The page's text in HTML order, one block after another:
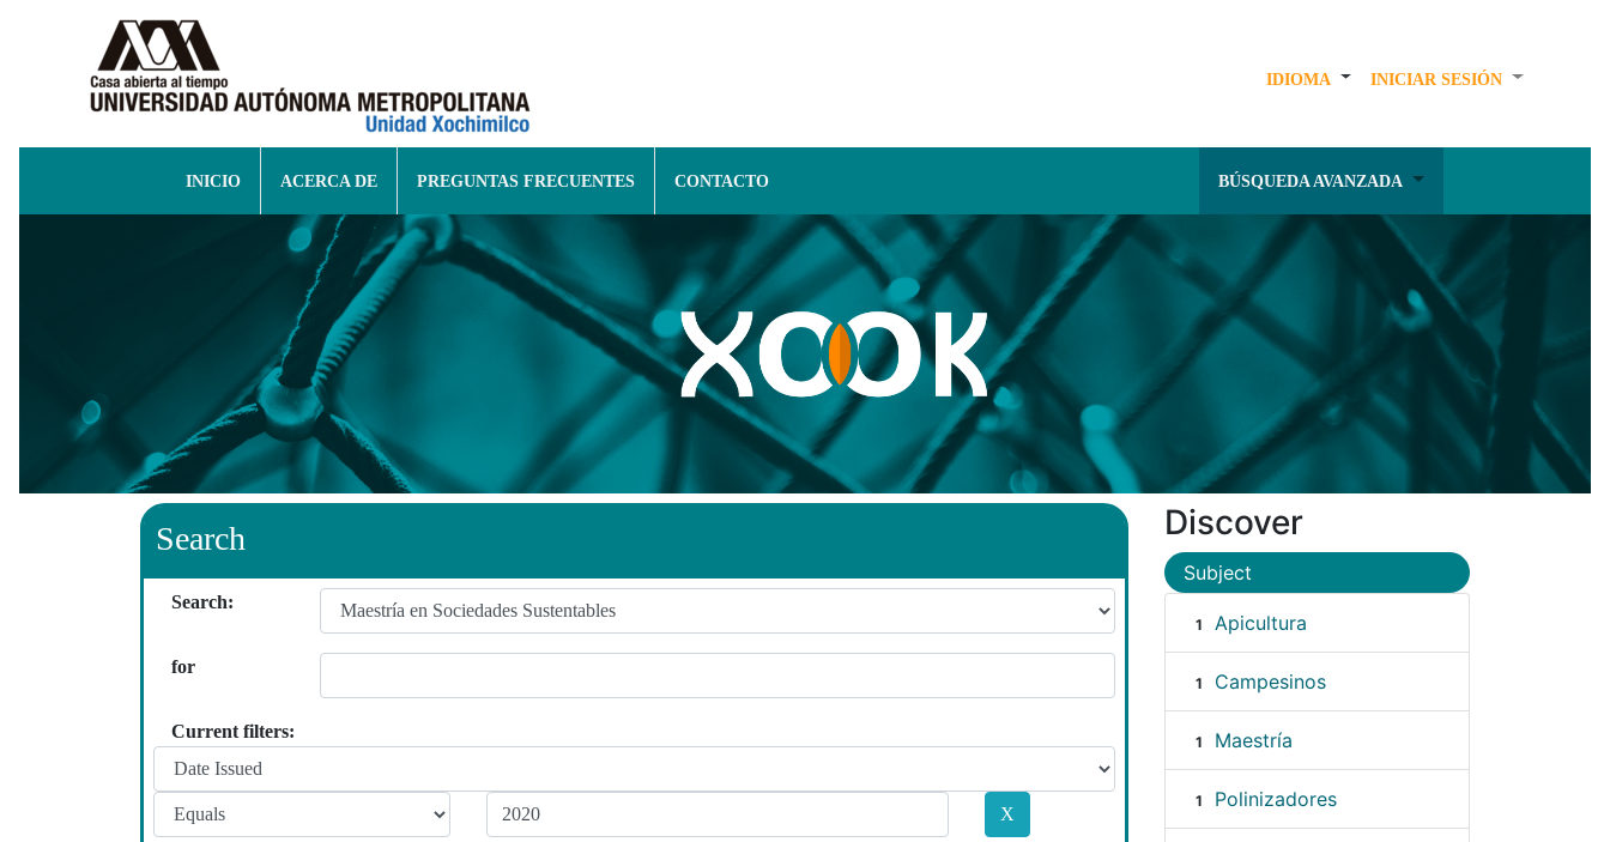
IDIOMA INICIAR SESIÓN
INICIO ACERCA DE PREGUNTAS FRECUENTES CONTACTO BÚSQUEDA AVANZADA
Search
Search:
for
Current filters:
Discover
Subject
1 Apicultura
1 Campesinos
1 Maestría
1 Polinizadores